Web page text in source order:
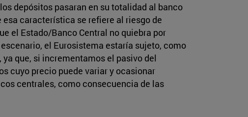
depósitos pasaran en su totalidad al banco
característica se refiere al riesgo de
el Estado/Banco Central no quiebra por
el Eurosistema estaría sujeto, como
que, si incrementamos el pasivo del
cuyo precio puede variar y ocasionar
centrales, como consecuencia de las